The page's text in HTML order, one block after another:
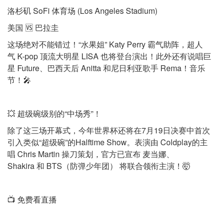
洛杉矶 SoFi 体育场 (Los Angeles Stadium)
美国 🆚 巴拉圭
这场绝对不能错过！“水果姐” Katy Perry 霸气助阵，超人
气 K-pop 顶流大明星 LISA 也将登台演出！此外还有说唱巨
星 Future、巴西天后 Anitta 和尼日利亚歌手 Rema！音乐
节！🎤
💥 超级碗级别的“中场秀”！
除了这三场开幕式，今年世界杯还将在7月19日决赛中首次
引入类似“超级碗”的Halftime Show。表演由 Coldplay的主
唱 Chris Martin 操刀策划，官方已宣布 麦当娜、
Shakira 和 BTS（防弹少年团） 将联合领衔主演！🤯
📺 免费看直播